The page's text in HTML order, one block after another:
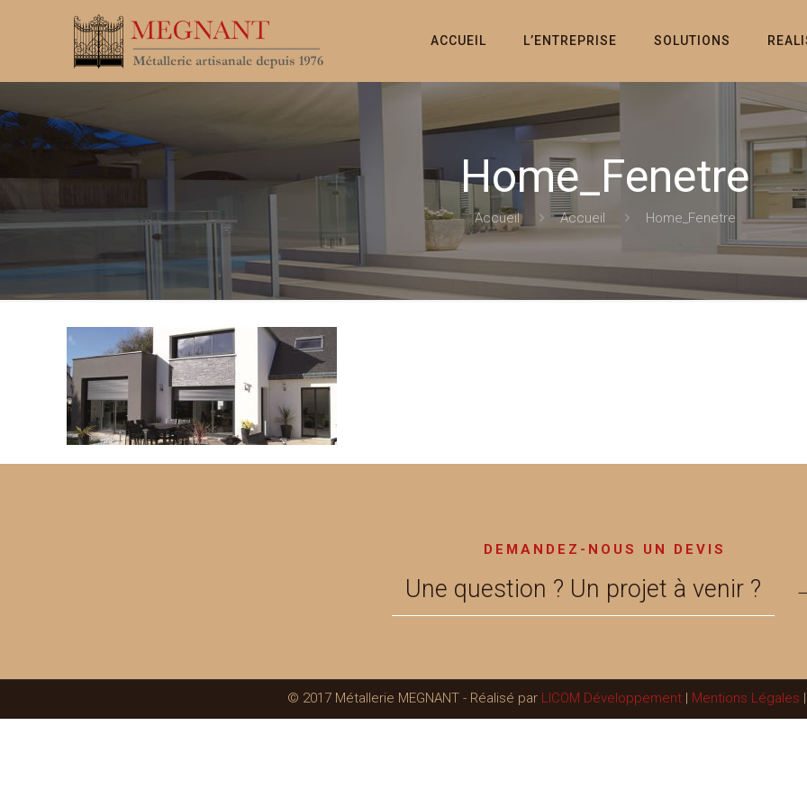
ACCUEIL L’ENTREPRISE SOLUTIONS
Home_Fenetre
Accueil Accueil Home_Fenetre
DEMANDEZ-NOUS UN DEVIS
Une question ? Un projet à venir ?
© 2017 Métallerie MEGNANT - Réalisé par LICOM Développement| Mentions Légales |